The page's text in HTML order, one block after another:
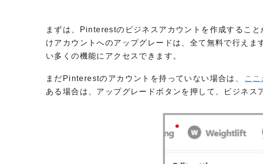
まずは、Pinterestのビジネスアカウントを作成するこ
けアカウントへのアップグレードは、全て無料で行え
い多くの機能にアクセスできます。
まだPinterestのアカウントを持っていない場合は、 こ
ある場合は、アップグレードボタンを押して、ビジネス